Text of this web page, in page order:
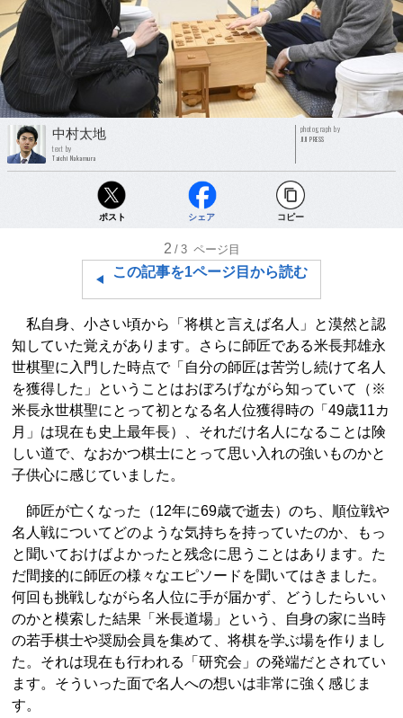
中村太地
text by
Taichi Nakamura
photograph by
JIJI PRESS
ポスト シェア コピー
2 /3 ページ目
この記事を1ページ目から読む
私自身、小さい頃から「将棋と言えば名人」と漠然と認
知していた覚えがあります。さらに師匠である米長邦雄永
世棋聖に入門した時点で「自分の師匠は苦労し続けて名人
を獲得した」ということはおぼろげながら知っていて（※
米長永世棋聖にとって初となる名人位獲得時の「49歳11カ
月」は現在も史上最年長）、それだけ名人になることは険
しい道で、なおかつ棋士にとって思い入れの強いものかと
子供心に感じていました。
師匠が亡くなった（12年に69歳で逝去）のち、順位戦や
名人戦についてどのような気持ちを持っていたのか、もっ
と聞いておけばよかったと残念に思うことはあります。た
だ間接的に師匠の様々なエピソードを聞いてはきました。
何回も挑戦しながら名人位に手が届かず、どうしたらいい
のかと模索した結果「米長道場」という、自身の家に当時
の若手棋士や奨励会員を集めて、将棋を学ぶ場を作りまし
た。それは現在も行われる「研究会」の発端だとされてい
ます。そういった面で名人への想いは非常に強く感じま
す。